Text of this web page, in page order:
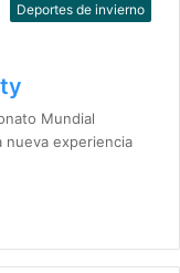
Deportes de invierno
Mundial
nueva experiencia